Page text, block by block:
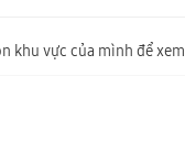
khu vực của mình để